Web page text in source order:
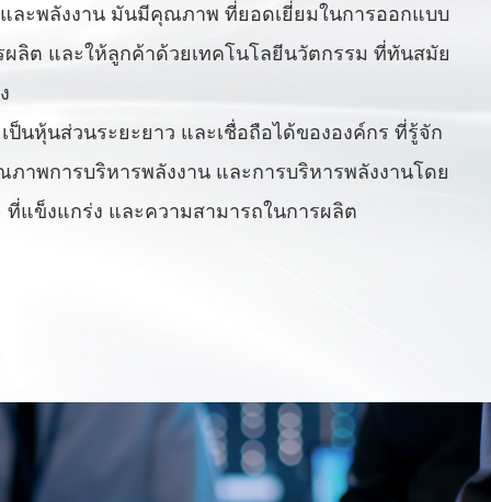
ละพลังงาน มันมีคุณภาพ ที่ยอดเยี่ยมในการออกแบบ
ลิต และให้ลูกค้าด้วยเทคโนโลยีนวัตกรรม ที่ทันสมัย
ป็นหุ้นส่วนระยะยาว และเชื่อถือได้ขององค์กร ที่รู้จัก
าพการบริหารพลังงาน และการบริหารพลังงานโดย
แข็งแกร่ง และความสามารถในการผลิต